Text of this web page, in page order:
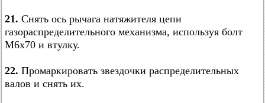
21. Снять ось рычага натяжителя цепи
газораспределительного механизма, используя болт
М6х70 и втулку.
22. Промаркировать звездочки распределительных
валов и снять их.